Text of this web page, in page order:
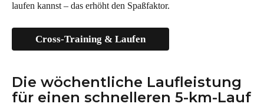
laufen kannst – das erhöht den Spaßfaktor.
Cross-Training & Laufen
Die wöchentliche Laufleistung
für einen schnelleren 5-km-Lauf